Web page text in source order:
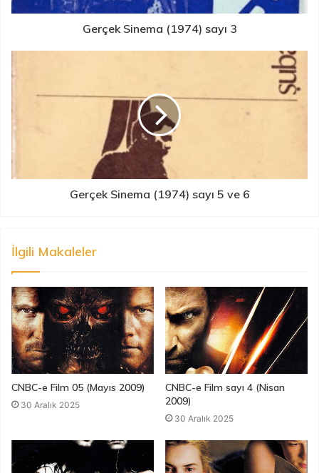
Gerçek Sinema (1974) sayı 3
Gerçek Sinema (1974) sayı 5 ve 6
İlgili Makaleler
CNBC-e Film 05 (Mayıs 2009)
30 Aralık 2025
CNBC-e Film sayı 4 (Nisan
2009)
30 Aralık 2025